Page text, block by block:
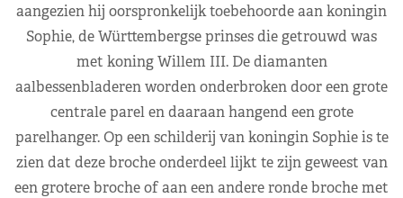
aangezien hij oorspronkelijk toebehoorde aan koningin
Sophie, de Württembergse prinses die getrouwd was
met koning Willem III. De diamanten
aalbessenbladeren worden onderbroken door een grote
centrale parel en daaraan hangend een grote
parelhanger. Op een schilderij van koningin Sophie is te
zien dat deze broche onderdeel lijkt te zijn geweest van
een grotere broche of aan een andere ronde broche met